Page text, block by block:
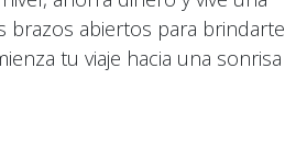
brazos abiertos para brindarte
tu viaje hacia una sonrisa